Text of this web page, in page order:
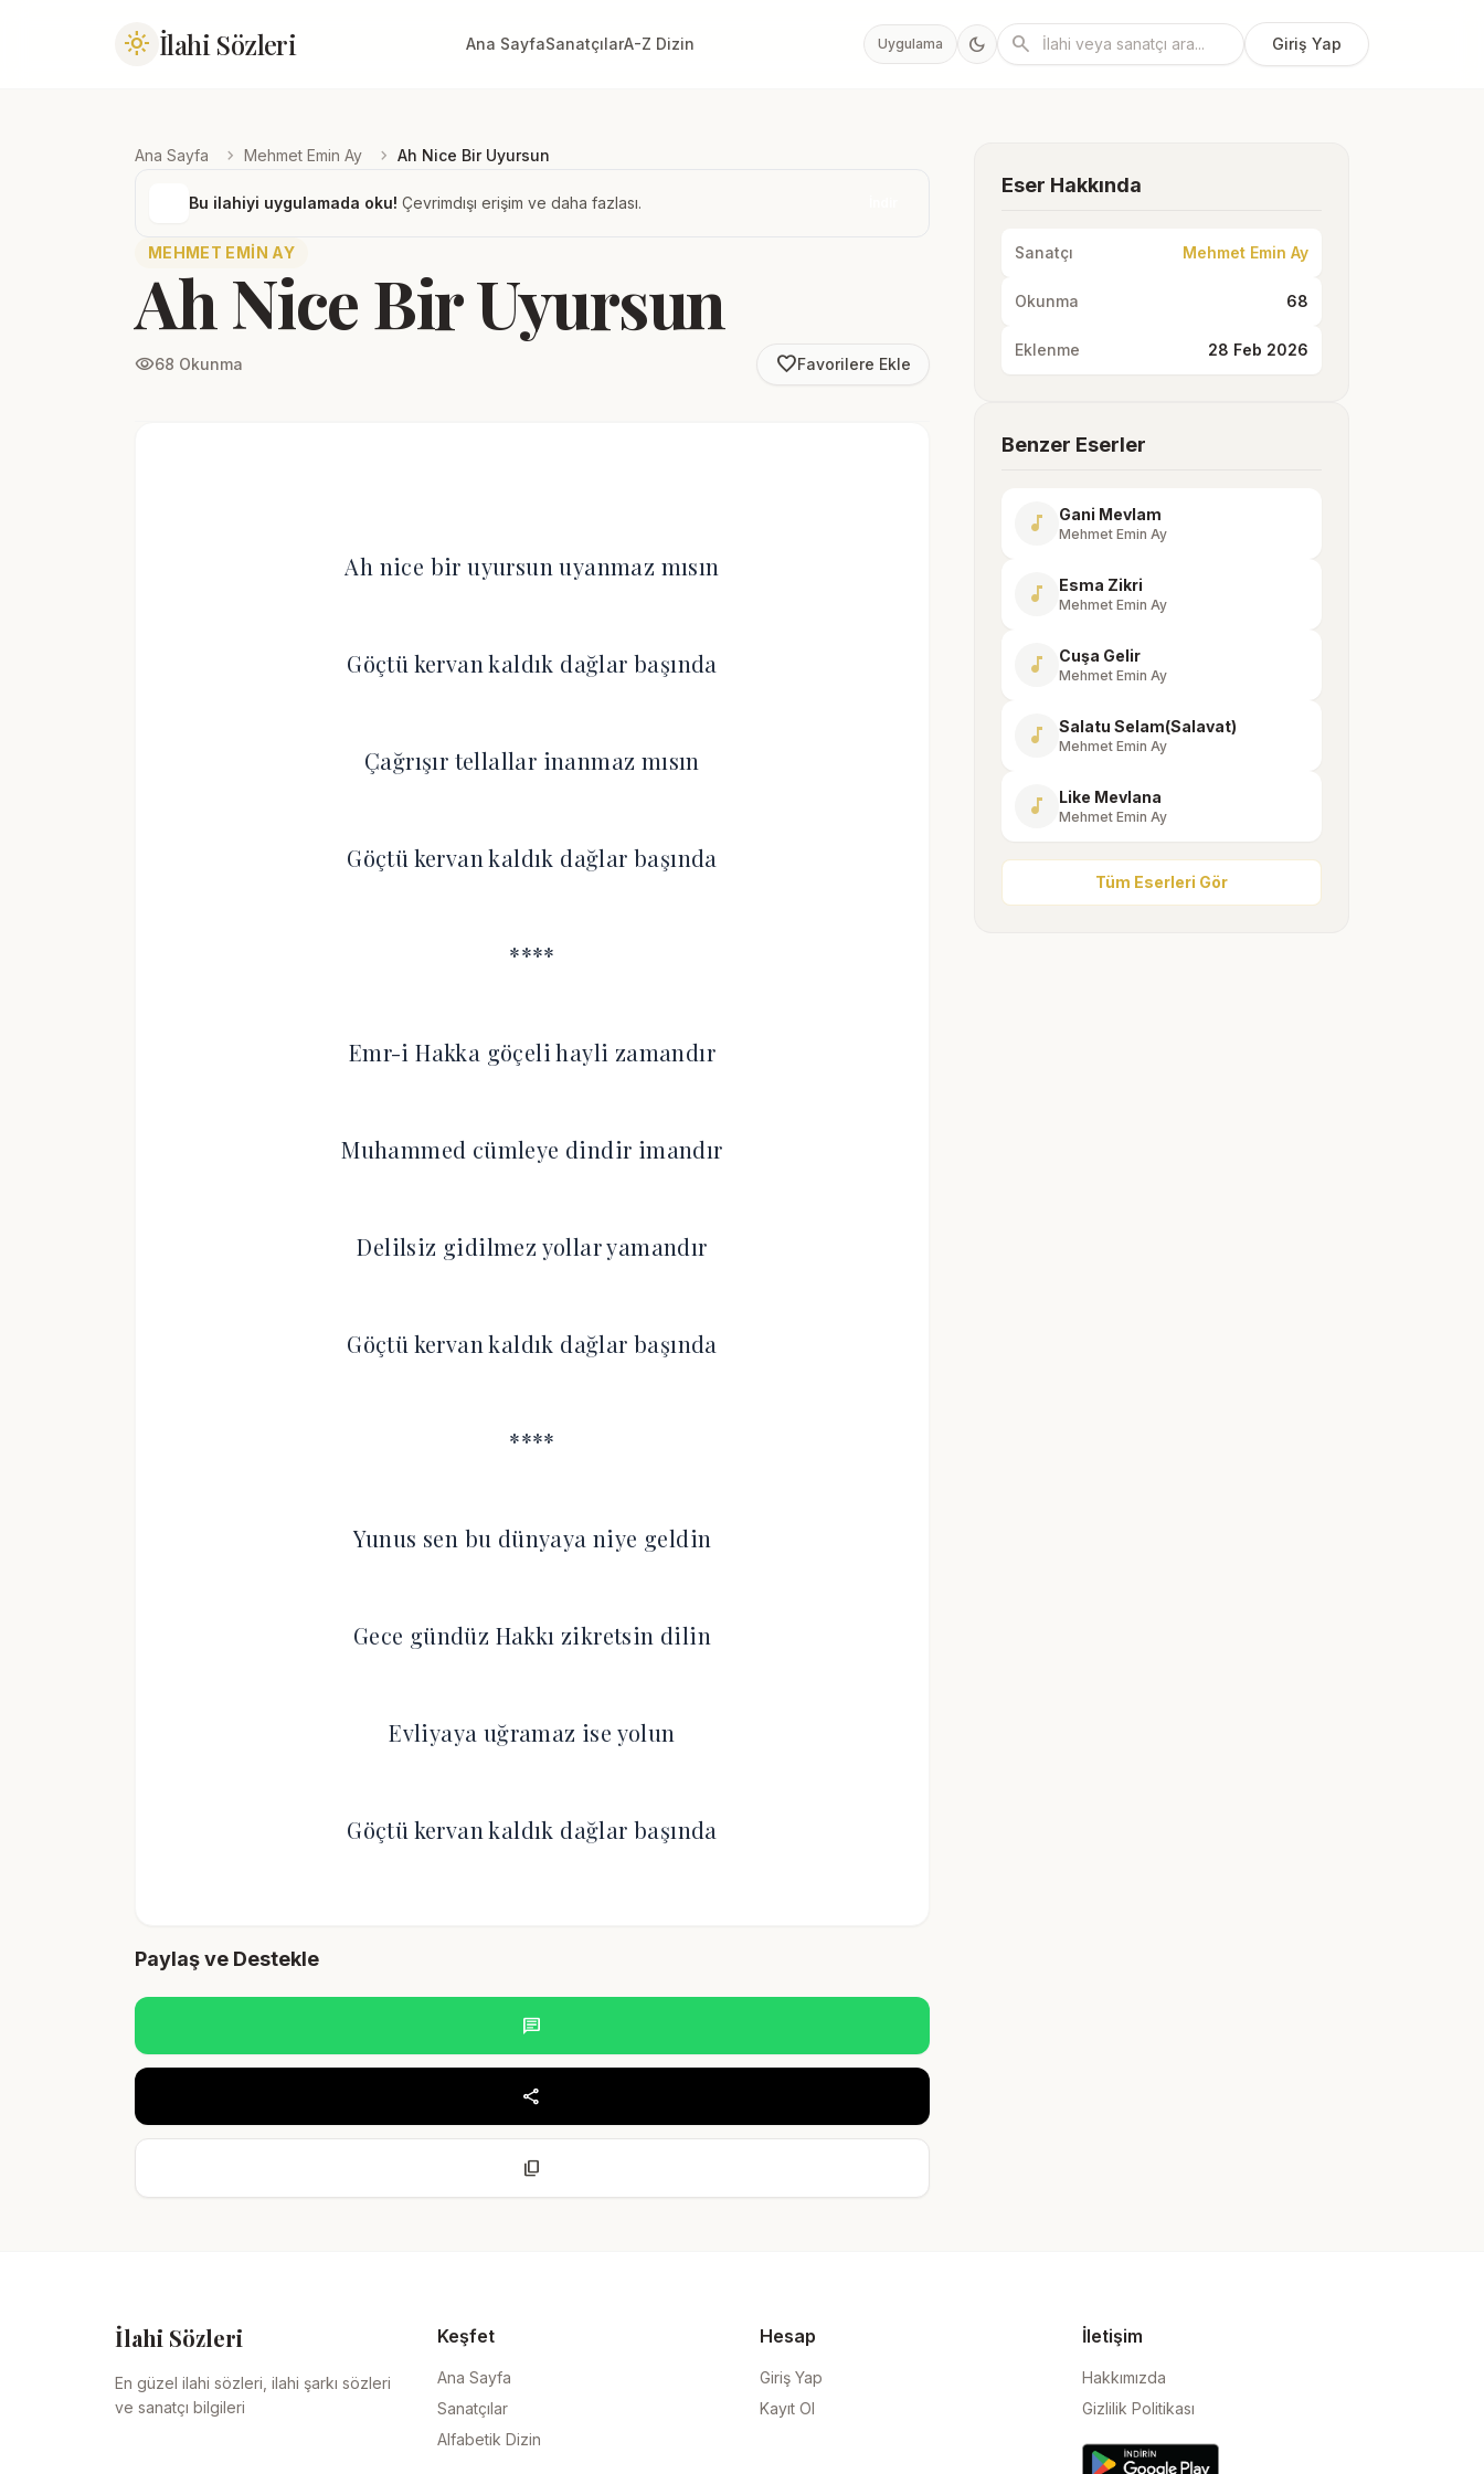
light_mode İlahi Sözleri Ana SayfaSanatçılarA-Z Dizin Uygulama dark_mode search Giriş Yap
Ana Sayfa chevron_right Mehmet Emin Ay chevron_right Ah Nice Bir Uyursun
Bu ilahiyi uygulamada oku! Çevrimdışı erişim ve daha fazlası.
MEHMET EMIN AY
Ah Nice Bir Uyursun
visibility68 Okunma favorite_borderFavorilere Ekle
Ah nice bir uyursun uyanmaz mısın
Göçtü kervan kaldık dağlar başında
Çağrışır tellallar inanmaz mısın
Göçtü kervan kaldık dağlar başında
****
Emr-i Hakka göçeli hayli zamandır
Muhammed cümleye dindir imandır
Delilsiz gidilmez yollar yamandır
Göçtü kervan kaldık dağlar başında
****
Yunus sen bu dünyaya niye geldin
Gece gündüz Hakkı zikretsin dilin
Evliyaya uğramaz ise yolun
Göçtü kervan kaldık dağlar başında
Paylaş ve Destekle
chat
share
content_copy
Eser Hakkında
Sanatçı Mehmet Emin Ay
Okunma 68
Eklenme 28 Feb 2026
Benzer Eserler
music_note Gani Mevlam
Mehmet Emin Ay
music_note Esma Zikri
Mehmet Emin Ay
music_note Cuşa Gelir
Mehmet Emin Ay
music_note Salatu Selam(Salavat)
Mehmet Emin Ay
music_note Like Mevlana
Mehmet Emin Ay
Tüm Eserleri Gör
İlahi Sözleri
En güzel ilahi sözleri, ilahi şarkı sözleri
ve sanatçı bilgileri
Keşfet
Ana Sayfa
Sanatçılar
Alfabetik Dizin
Hesap
Giriş Yap
Kayıt Ol
İletişim
Hakkımızda
Gizlilik Politikası